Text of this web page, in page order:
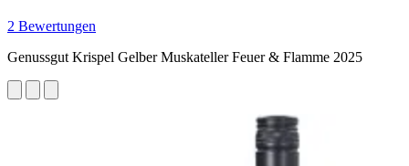
2 Bewertungen
Genussgut Krispel Gelber Muskateller Feuer & Flamme 2025